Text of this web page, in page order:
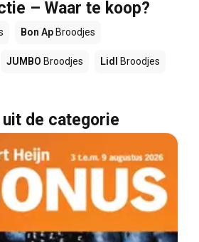
– Waar te koop?
Bon ApBroodjes
JUMBO Broodjes Lidl Broodjes
de categorie